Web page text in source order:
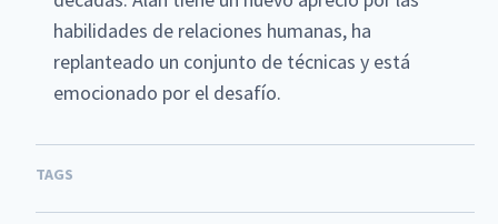
habilidades de relaciones humanas, ha
replanteado un conjunto de técnicas y está
emocionado por el desafío.
TAGS